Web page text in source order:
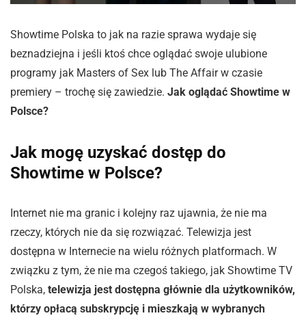
Showtime Polska to jak na razie sprawa wydaje się
beznadziejna i jeśli ktoś chce oglądać swoje ulubione
programy jak Masters of Sex lub The Affair w czasie
premiery – trochę się zawiedzie. Jak oglądać Showtime w
Polsce?
Jak mogę uzyskać dostęp do
Showtime w Polsce?
Internet nie ma granic i kolejny raz ujawnia, że nie ma
rzeczy, których nie da się rozwiązać. Telewizja jest
dostępna w Internecie na wielu różnych platformach. W
związku z tym, że nie ma czegoś takiego, jak Showtime TV
Polska, telewizja jest dostępna głównie dla użytkowników,
którzy opłacą subskrypcję i mieszkają w wybranych